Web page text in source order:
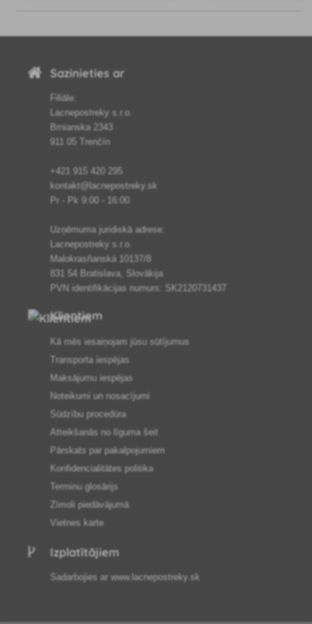
Sazinieties ar
Filiāle:
Lacnepostreky s.r.o.
Brnianska 2343
911 05 Trenčín
+421 915 420 295
kontakt@lacnepostreky.sk
Pr - Pk 9:00 - 16:00
Uzņēmuma juridiskā adrese:
Lacnepostreky s.r.o.
Malokrasňanská 10137/8
831 54 Bratislava, Slovākija
PVN identifikācijas numurs: SK2120731437
Klientiem
Kā mēs iesaiņojam jūsu sūtījumus
Transporta iespējas
Maksājumu iespējas
Noteikumi un nosacījumi
Sūdzību procedūra
Atteikšanās no līguma šeit
Pārskats par pakalpojumiem
Konfidencialitātes politika
Terminu glosārijs
Zīmoli piedāvājumā
Vietnes karte
Izplatītājiem
Sadarbojies ar www.lacnepostreky.sk